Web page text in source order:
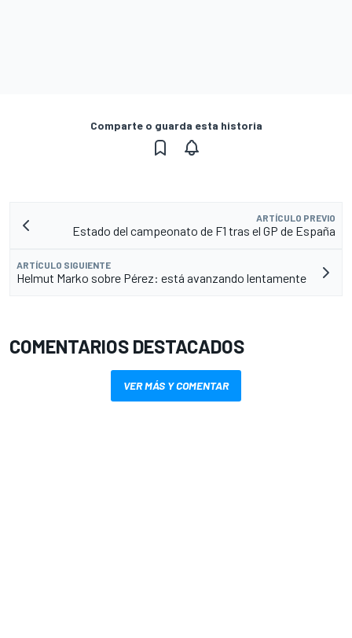
Comparte o guarda esta historia
ARTÍCULO PREVIO
Estado del campeonato de F1 tras el GP de España
ARTÍCULO SIGUIENTE
Helmut Marko sobre Pérez: está avanzando lentamente
COMENTARIOS DESTACADOS
VER MÁS Y COMENTAR